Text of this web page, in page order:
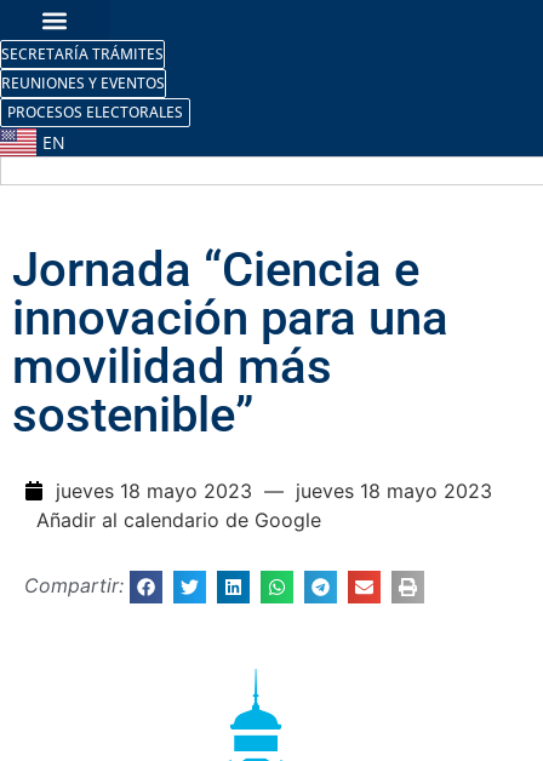
SECRETARÍA TRÁMITES
REUNIONES Y EVENTOS
PROCESOS ELECTORALES
EN
Jornada “Ciencia e
innovación para una
movilidad más
sostenible”
jueves 18 mayo 2023 — jueves 18 mayo 2023
Añadir al calendario de Google
Compartir: